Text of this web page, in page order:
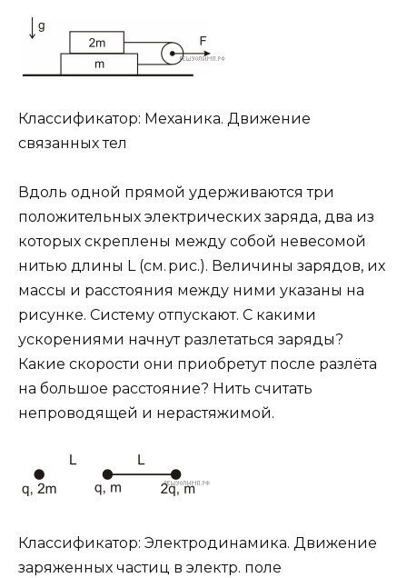
Классификатор: Механика. Движение
связанных тел
Вдоль одной прямой удерживаются три
положительных электрических заряда, два из
которых скреплены между собой невесомой
нитью длины L (см. рис.). Величины зарядов, их
массы и расстояния между ними указаны на
рисунке. Систему отпускают. С какими
ускорениями начнут разлетаться заряды?
Какие скорости они приобретут после разлёта
на большое расстояние? Нить считать
непроводящей и нерастяжимой.
Классификатор: Электродинамика. Движение
заряженных частиц в электр. поле